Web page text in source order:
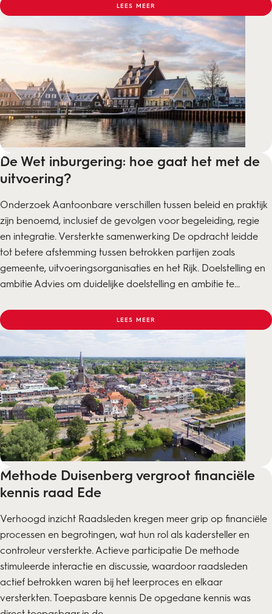
LEES MEER
De Wet inburgering: hoe gaat het met de
uitvoering?
Onderzoek Aantoonbare verschillen tussen beleid en praktijk
zijn benoemd, inclusief de gevolgen voor begeleiding, regie
en integratie. Versterkte samenwerking De opdracht leidde
tot betere afstemming tussen betrokken partijen zoals
gemeente, uitvoeringsorganisaties en het Rijk. Doelstelling en
ambitie Advies om duidelijke doelstelling en ambitie te...
LEES MEER
Methode Duisenberg vergroot financiële
kennis raad Ede
Verhoogd inzicht Raadsleden kregen meer grip op financiële
processen en begrotingen, wat hun rol als kadersteller en
controleur versterkte. Actieve participatie De methode
stimuleerde interactie en discussie, waardoor raadsleden
actief betrokken waren bij het leerproces en elkaar
versterkten. Toepasbare kennis De opgedane kennis was